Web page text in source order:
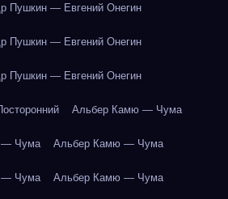
Пушкин — Евгений Онегин
Пушкин — Евгений Онегин
Пушкин — Евгений Онегин
Альбер Камю — Чума
— Чума Альбер Камю — Чума
— Чума Альбер Камю — Чума